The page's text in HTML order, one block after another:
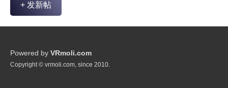
+ 发新帖
Powered by VRmoli.com
Copyright © vrmoli.com, since 2010.